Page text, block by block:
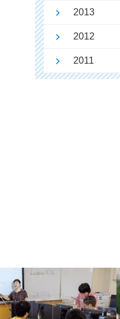
2013
2012
2011